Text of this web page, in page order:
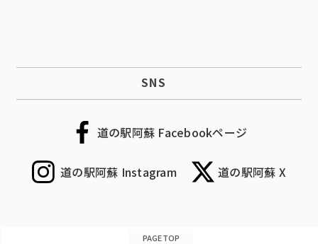
SNS
道の駅阿蘇 Facebookページ
道の駅阿蘇 Instagram 道の駅阿蘇 X
PAGETOP